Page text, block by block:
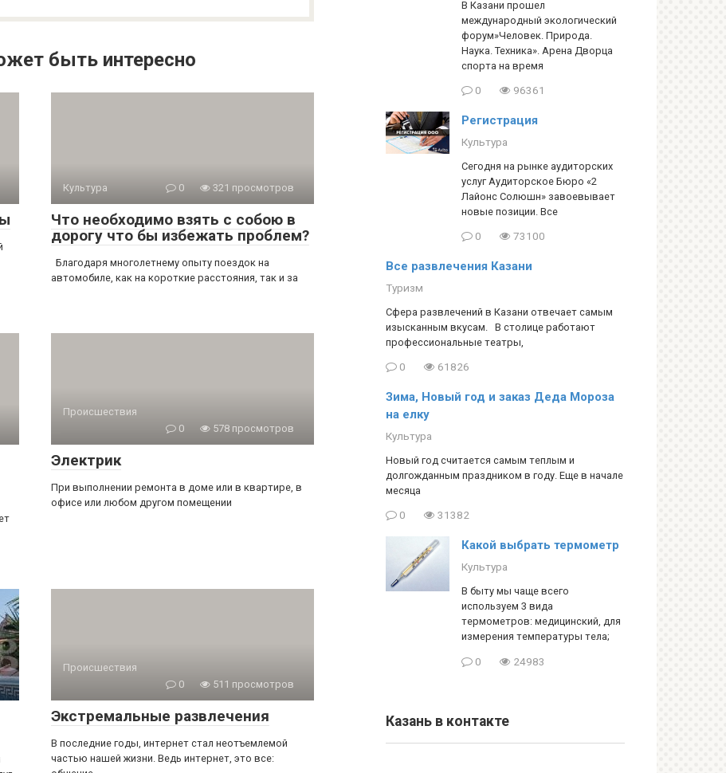
быть интересно
Культура 0 321 просмотров
Что необходимо взять с собою в
дорогу что бы избежать проблем?
Благодаря многолетнему опыту поездок на
автомобиле, как на короткие расстояния, так и за
Происшествия
0
578 просмотров
Электрик
При выполнении ремонта в доме или в квартире, в
офисе или любом другом помещении
Происшествия
0
511 просмотров
Экстремальные развлечения
В последние годы, интернет стал неотъемлемой
частью нашей жизни. Ведь интернет, это все:
В Казани прошел
международный экологический
форум»Человек. Природа.
Наука. Техника». Арена Дворца
спорта на время
0 96361
Регистрация
Культура
Сегодня на рынке аудиторских
услуг Аудиторское Бюро «2
Лайонс Солюшн» завоевывает
новые позиции. Все
0 73100
Все развлечения Казани
Туризм
Сфера развлечений в Казани отвечает самым
изысканным вкусам. В столице работают
профессиональные театры,
0 61826
Зима, Новый год и заказ Деда Мороза
на елку
Культура
Новый год считается самым теплым и
долгожданным праздником в году. Еще в начале
месяца
0 31382
Какой выбрать термометр
Культура
В быту мы чаще всего
используем 3 вида
термометров: медицинский, для
измерения температуры тела;
0 24983
Казань в контакте